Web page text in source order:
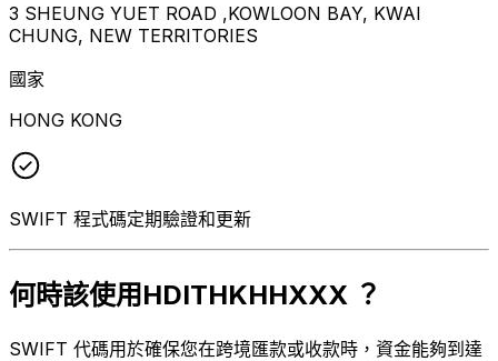
3 SHEUNG YUET ROAD ,KOWLOON BAY, KWAI
CHUNG, NEW TERRITORIES
國家
HONG KONG
SWIFT 程式碼定期驗證和更新
何時該使用HDITHKHHXXX ？
SWIFT 代碼用於確保您在跨境匯款或收款時，資金能夠到達